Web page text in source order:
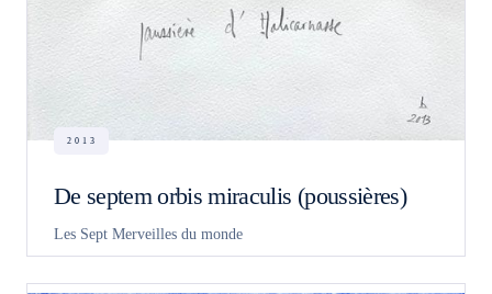
2013
De septem orbis miraculis (poussières)
Les Sept Merveilles du monde